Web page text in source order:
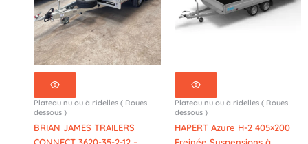
Plateau nu ou à ridelles ( Roues
dessous )
BRIAN JAMES TRAILERS
Plateau nu ou à ridelles ( Roues
dessous )
HAPERT Azure H-2 405×200